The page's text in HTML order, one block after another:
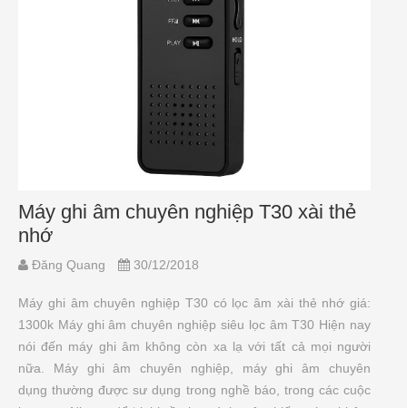
Máy ghi âm chuyên nghiệp T30 xài thẻ
nhớ
Đăng Quang 30/12/2018
Máy ghi âm chuyên nghiệp T30 có lọc âm xài thẻ nhớ giá:
1300k Máy ghi âm chuyên nghiệp siêu lọc âm T30 Hiện nay
nói đến máy ghi âm không còn xa lạ với tất cả mọi người
nữa. Máy ghi âm chuyên nghiệp, máy ghi âm chuyên
dụng thường được sư dụng trong nghề báo, trong các cuộc